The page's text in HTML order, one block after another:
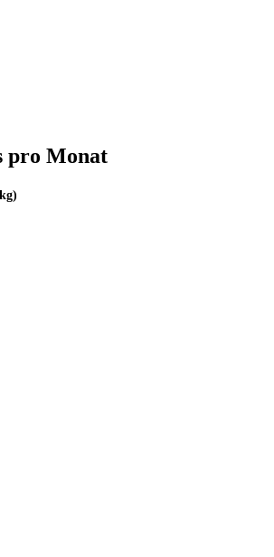
pro Monat